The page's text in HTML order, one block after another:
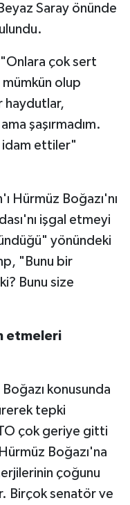
Saray önünde
çok sert
olup
haydutlar,
şaşırmadım.
idam ettiler"
Hürmüz Boğazı'nı
işgal etmeyi
yönündeki
"Bunu bir
Bunu size
etmeleri
konusunda
tepki
çok geriye gitti
Boğazı'na
çoğunu
Birçok senatör ve